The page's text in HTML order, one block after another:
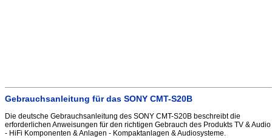
Gebrauchsanleitung für das SONY CMT-S20B
Die deutsche Gebrauchsanleitung des SONY CMT-S20B beschreibt die
erforderlichen Anweisungen für den richtigen Gebrauch des Produkts TV & Audio
- HiFi Komponenten & Anlagen - Kompaktanlagen & Audiosysteme.